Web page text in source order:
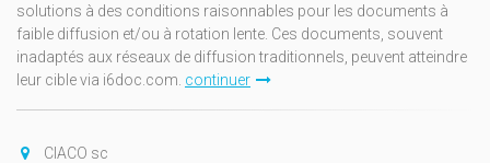
solutions à des conditions raisonnables pour les documents à
faible diffusion et/ou à rotation lente. Ces documents, souvent
inadaptés aux réseaux de diffusion traditionnels, peuvent atteindre
leur cible via i6doc.com. continuer
CIACO sc